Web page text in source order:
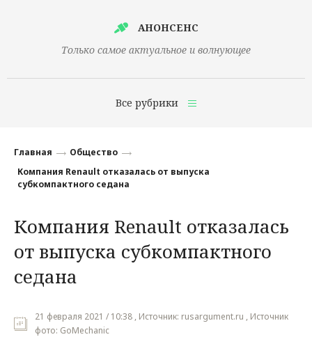
АНОНСЕНС
Только самое актуальное и волнующее
Все рубрики
Финансы
Наука
Культура
Общество
Мнения
Главная
Общество
Компания Renault отказалась от выпуска
субкомпактного седана
Компания Renault отказалась
от выпуска субкомпактного
седана
21 февраля 2021 / 10:38 , Источник: rusargument.ru , Источник
фото: GoMechanic